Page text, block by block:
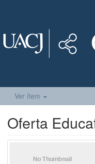
Ver ítem
Oferta